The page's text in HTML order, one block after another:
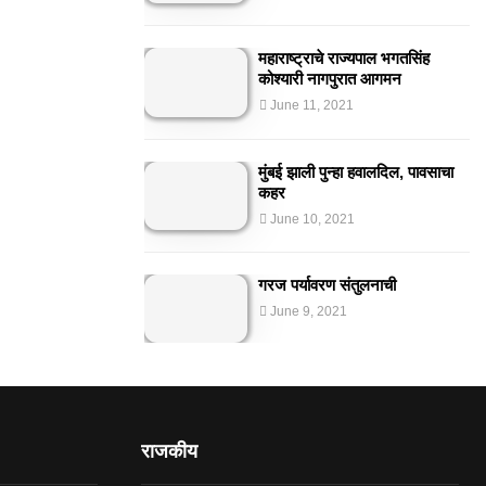
महाराष्ट्राचे राज्यपाल भगतसिंह
कोश्यारी नागपुरात आगमन
June 11, 2021
मुंबई झाली पुन्हा हवालदिल, पावसाचा
कहर
June 10, 2021
गरज पर्यावरण संतुलनाची
June 9, 2021
राजकीय